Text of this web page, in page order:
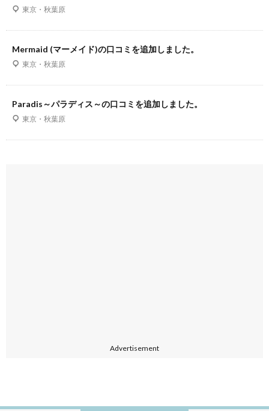
東京・秋葉原
Mermaid (マーメイド)の口コミを追加しました。
東京・秋葉原
Paradis～パラディス～の口コミを追加しました。
東京・秋葉原
Advertisement